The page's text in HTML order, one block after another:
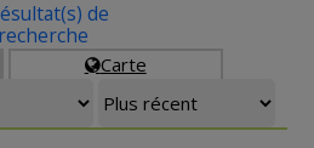
Carte
de
recherche